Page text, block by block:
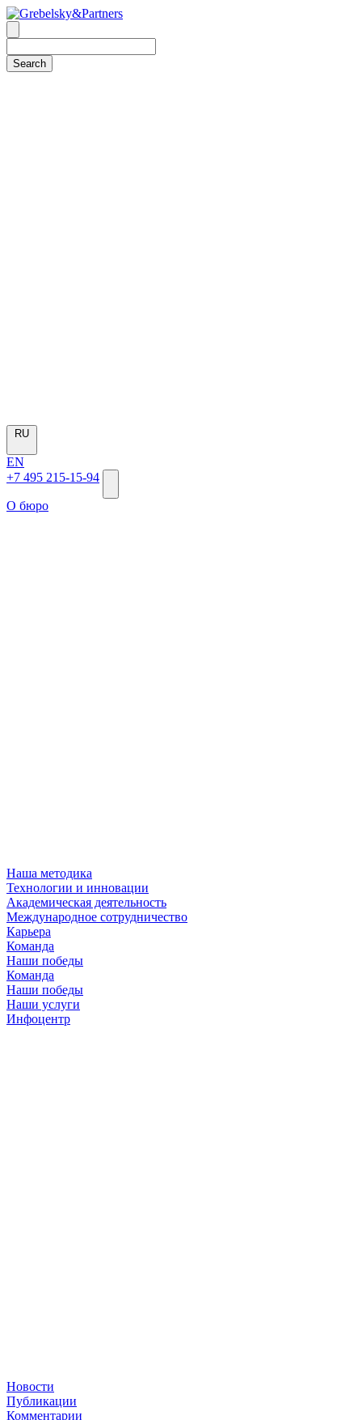
RU
EN
+7 495 215-15-94
О бюро
Наша методика
Технологии и инновации
Академическая деятельность
Международное сотрудничество
Карьера
Команда
Наши победы
Команда
Наши победы
Наши услуги
Инфоцентр
Новости
Публикации
Комментарии